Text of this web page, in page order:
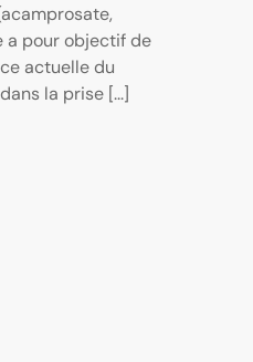
a pour objectif de
actuelle du
la prise [...]